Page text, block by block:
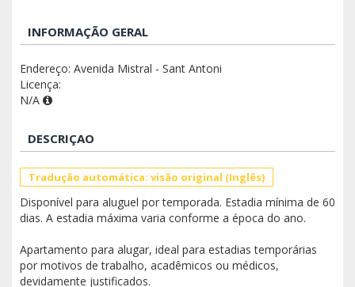
INFORMAÇÃO GERAL
Endereço: Avenida Mistral - Sant Antoni
Licença:
N/A
DESCRIÇAO
Tradução automática: visão original (Inglês)
Disponível para aluguel por temporada. Estadia mínima de 60
dias. A estadia máxima varia conforme a época do ano.
Apartamento para alugar, ideal para estadias temporárias
por motivos de trabalho, acadêmicos ou médicos,
devidamente justificados.